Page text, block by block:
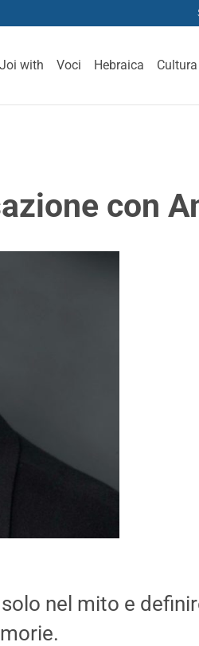
Joi with Voci Hebraica Cultura
con
nel mito e